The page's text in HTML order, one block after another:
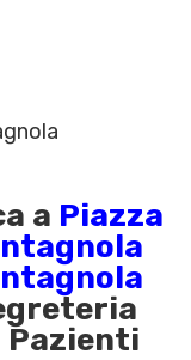
a Piazza
Pazienti